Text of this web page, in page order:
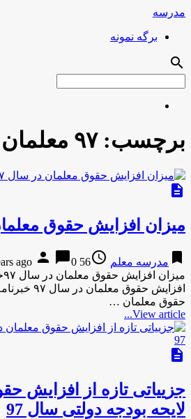
مدرسه
برگه نمونه
search
برچسب:۹۷ معلمان
description
میزان افزایش حقوق
bookmark مدرسه معلم access_time
56 years ago
person chat_bubble0
افزایش
حقوق معلمان …
View article...
description
جزییاتی تازه از افزایش
لایحه بودجه دولتی سال 97